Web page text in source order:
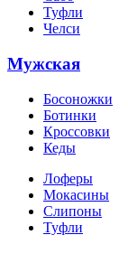
Туфли
Челси
Мужская
Босоножки
Ботинки
Кроссовки
Кеды
Лоферы
Мокасины
Слипоны
Туфли